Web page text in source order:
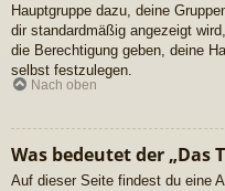
Hauptgruppe dazu, deine
dir standardmäßig angezeigt
die Berechtigung geben, deine
selbst festzulegen.
Nach oben
Was bedeutet der „Das
Auf dieser Seite findest du eine